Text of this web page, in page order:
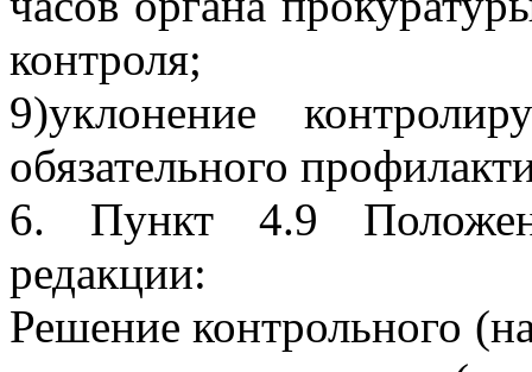
контроля;
9)уклонение
обязательного
6. Пункт 4.9
редакции:
Решение контрольного